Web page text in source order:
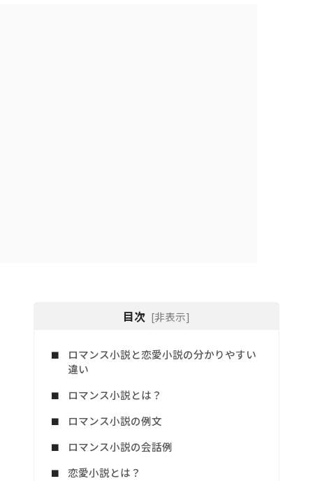
目次 [非表示]
ロマンス小説と恋愛小説の分かりやすい
違い
ロマンス小説とは？
ロマンス小説の例文
ロマンス小説の会話例
恋愛小説とは？